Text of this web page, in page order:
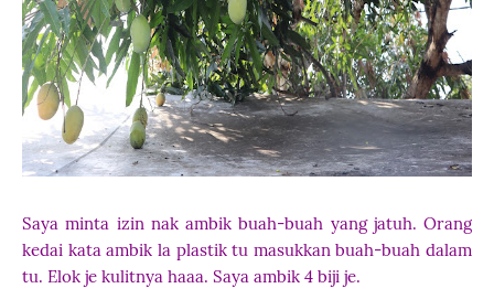
Saya minta izin nak ambik buah-buah yang jatuh. Orang
kedai kata ambik la plastik tu masukkan buah-buah dalam
tu. Elok je kulitnya haaa. Saya ambik 4 biji je.